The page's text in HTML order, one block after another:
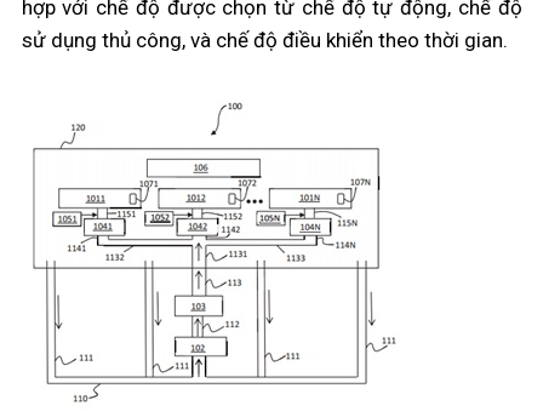
hợp với chế độ được chọn từ chế độ tự động, chế độ
sử dụng thủ công, và chế độ điều khiển theo thời gian.